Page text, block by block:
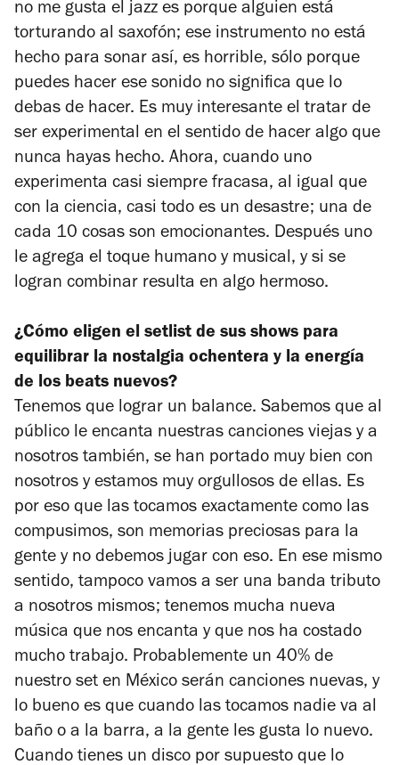
no me gusta el jazz es porque alguien está
torturando al saxofón; ese instrumento no está
hecho para sonar así, es horrible, sólo porque
puedes hacer ese sonido no significa que lo
debas de hacer. Es muy interesante el tratar de
ser experimental en el sentido de hacer algo que
nunca hayas hecho. Ahora, cuando uno
experimenta casi siempre fracasa, al igual que
con la ciencia, casi todo es un desastre; una de
cada 10 cosas son emocionantes. Después uno
le agrega el toque humano y musical, y si se
logran combinar resulta en algo hermoso.
¿Cómo eligen el setlist de sus shows para
equilibrar la nostalgia ochentera y la energía
de los beats nuevos?
Tenemos que lograr un balance. Sabemos que al
público le encanta nuestras canciones viejas y a
nosotros también, se han portado muy bien con
nosotros y estamos muy orgullosos de ellas. Es
por eso que las tocamos exactamente como las
compusimos, son memorias preciosas para la
gente y no debemos jugar con eso. En ese mismo
sentido, tampoco vamos a ser una banda tributo
a nosotros mismos; tenemos mucha nueva
música que nos encanta y que nos ha costado
mucho trabajo. Probablemente un 40% de
nuestro set en México serán canciones nuevas, y
lo bueno es que cuando las tocamos nadie va al
baño o a la barra, a la gente les gusta lo nuevo.
Cuando tienes un disco por supuesto que lo